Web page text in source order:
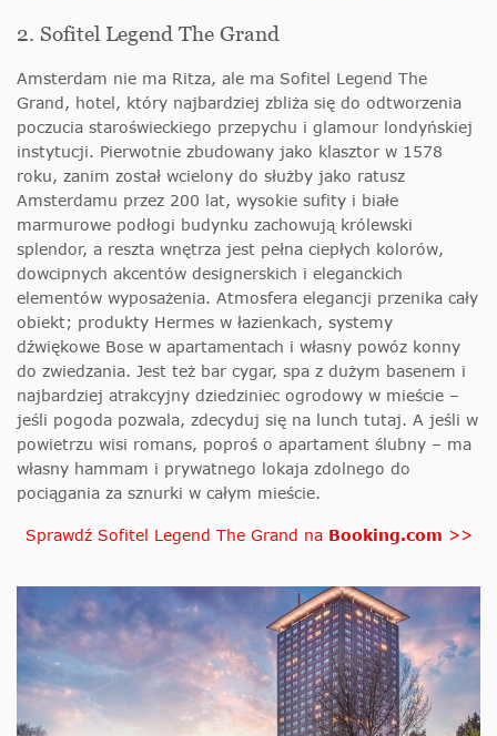
2. Sofitel Legend The Grand
Amsterdam nie ma Ritza, ale ma Sofitel Legend The
Grand, hotel, który najbardziej zbliża się do odtworzenia
poczucia staroświeckiego przepychu i glamour londyńskiej
instytucji. Pierwotnie zbudowany jako klasztor w 1578
roku, zanim został wcielony do służby jako ratusz
Amsterdamu przez 200 lat, wysokie sufity i białe
marmurowe podłogi budynku zachowują królewski
splendor, a reszta wnętrza jest pełna ciepłych kolorów,
dowcipnych akcentów designerskich i eleganckich
elementów wyposażenia. Atmosfera elegancji przenika cały
obiekt; produkty Hermes w łazienkach, systemy
dźwiękowe Bose w apartamentach i własny powóz konny
do zwiedzania. Jest też bar cygar, spa z dużym basenem i
najbardziej atrakcyjny dziedziniec ogrodowy w mieście –
jeśli pogoda pozwala, zdecyduj się na lunch tutaj. A jeśli w
powietrzu wisi romans, poproś o apartament ślubny – ma
własny hammam i prywatnego lokaja zdolnego do
pociągania za sznurki w całym mieście.
Sprawdź Sofitel Legend The Grand na Booking.com >>